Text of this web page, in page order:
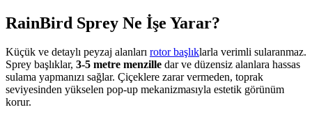
RainBird Sprey Ne İşe Yarar?
Küçük ve detaylı peyzaj alanları rotor başlıklarla verimli sularanmaz.
Sprey başlıklar, 3-5 metre menzille dar ve düzensiz alanlara hassas
sulama yapmanızı sağlar. Çiçeklere zarar vermeden, toprak
seviyesinden yükselen pop-up mekanizmasıyla estetik görünüm
korur.